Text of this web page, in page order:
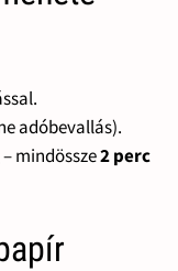
adóbevallás).
mindössze2 perc